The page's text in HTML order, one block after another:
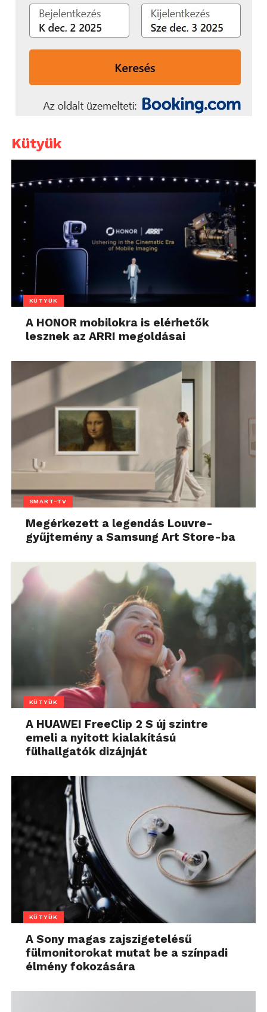
hasonlóan szeretnének továbblépni a kompakt vagy
a bridge világából, de a tükörreflexes gépeket
tanulni és fejlődni a fotózásban. Azoknak, akik
egyszerre nem tudnak sok pénzt áldozni a
fotózásra, hanem darabonként szeretnék
megvásárolni a készletüket.Köszönjük a Samsung
Magyarországnak a tesztkészüléket, igazán nagy
élmény volt vele ez a pár nap!
Kütyük
KÜTYÜK
A HONOR mobilokra is elérhetők
lesznek az ARRI megoldásai
SMART-TV
Megérkezett a legendás Louvre-
gyűjtemény a Samsung Art Store-ba
KÜTYÜK
A HUAWEI FreeClip 2 S új szintre
emeli a nyitott kialakítású
fülhallgatók dizájnját
KÜTYÜK
A Sony magas zajszigetelésű
fülmonitorokat mutat be a színpadi
élmény fokozására